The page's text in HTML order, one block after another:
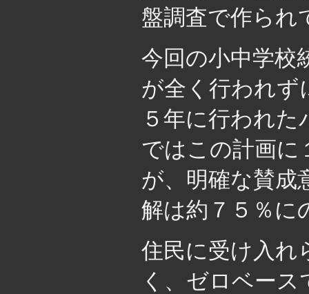
盤調査で作られ
今回の小中学校
が全く行われず
５年に行われ
ではこの計画に
が、明確な賛成
解は約７５％に
住民に受け入れ
く、ゼロベー